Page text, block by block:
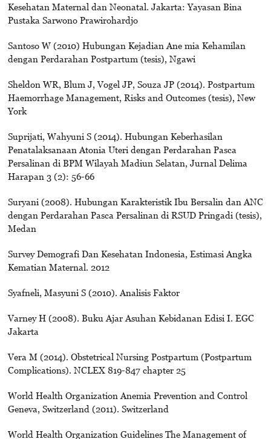
Kesehatan Maternal dan Neonatal. Jakarta: Yayasan Bina
Pustaka Sarwono Prawirohardjo
Santoso W (2010) Hubungan Kejadian Ane mia Kehamilan
dengan Perdarahan Postpartum (tesis), Ngawi
Sheldon WR, Blum J, Vogel JP, Souza JP (2014). Postpartum
Haemorrhage Management, Risks and Outcomes (tesis), New
York
Suprijati, Wahyuni S (2014). Hubungan Keberhasilan
Penatalaksanaan Atonia Uteri dengan Perdarahan Pasca
Persalinan di BPM Wilayah Madiun Selatan, Jurnal Delima
Harapan 3 (2): 56-66
Suryani (2008). Hubungan Karakteristik Ibu Bersalin dan ANC
dengan Perdarahan Pasca Persalinan di RSUD Pringadi (tesis),
Medan
Survey Demografi Dan Kesehatan Indonesia, Estimasi Angka
Kematian Maternal. 2012
Syafneli, Masyuni S (2010). Analisis Faktor
Varney H (2008). Buku Ajar Asuhan Kebidanan Edisi I. EGC
Jakarta
Vera M (2014). Obstetrical Nursing Postpartum (Postpartum
Complications). NCLEX 819-847 chapter 25
World Health Organization Anemia Prevention and Control
Geneva, Switzerland (2011). Switzerland
World Health Organization Guidelines The Management of